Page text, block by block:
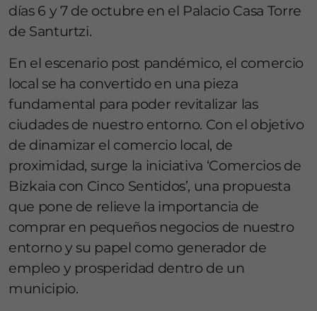
días 6 y 7 de octubre en el Palacio Casa Torre
de Santurtzi.
En el escenario post pandémico, el comercio
local se ha convertido en una pieza
fundamental para poder revitalizar las
ciudades de nuestro entorno. Con el objetivo
de dinamizar el comercio local, de
proximidad, surge la iniciativa ‘Comercios de
Bizkaia con Cinco Sentidos’, una propuesta
que pone de relieve la importancia de
comprar en pequeños negocios de nuestro
entorno y su papel como generador de
empleo y prosperidad dentro de un
municipio.